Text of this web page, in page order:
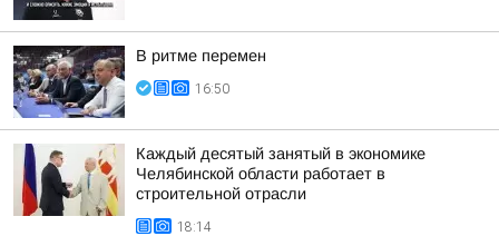
В ритме перемен
16:50
Каждый десятый занятый в экономике
Челябинской области работает в
строительной отрасли
18:14